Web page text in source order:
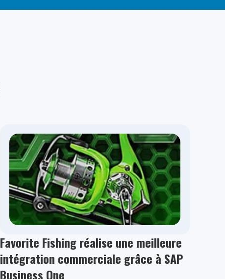
Favorite Fishing réalise une meilleure
intégration commerciale grâce à SAP
Business One